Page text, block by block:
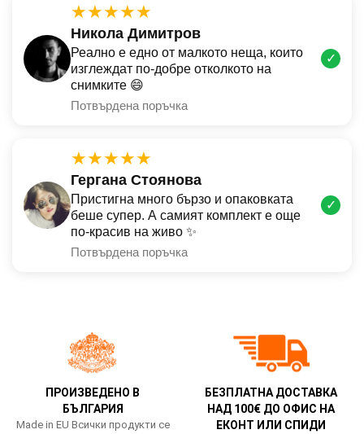
★★★★★
Никола Димитров
Реално е едно от малкото неща, които
изглеждат по-добре отколкото на
снимките 😄
Потвърдена поръчка
✓
★★★★★
Гергана Стоянова
Пристигна много бързо и опаковката
беше супер. А самият комплект е още
по-красив на живо ✨
Потвърдена поръчка
✓
ПРОИЗВЕДЕНО В
БЪЛГАРИЯ
Made in EU Всички продукти се
БЕЗПЛАТНА ДОСТАВКА
НАД 100€ ДО ОФИС НА
ЕКОНТ ИЛИ СПИДИ